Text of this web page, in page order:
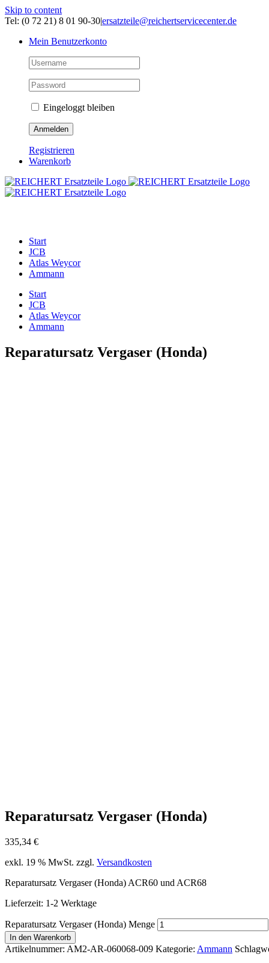
Skip to content
Tel: (0 72 21) 8 01 90-30|ersatzteile@reichertservicecenter.de
Mein Benutzerkonto
Eingeloggt bleiben
Registrieren
Warenkorb
Start
JCB
Atlas Weycor
Ammann
Start
JCB
Atlas Weycor
Ammann
Reparatursatz Vergaser (Honda)
Reparatursatz Vergaser (Honda)
335,34 €
exkl. 19 % MwSt. zzgl. Versandkosten
Reparatursatz Vergaser (Honda) ACR60 und ACR68
Lieferzeit: 1-2 Werktage
Reparatursatz Vergaser (Honda) Menge
In den Warenkorb
Artikelnummer: AM2-AR-060068-009 Kategorie: Ammann